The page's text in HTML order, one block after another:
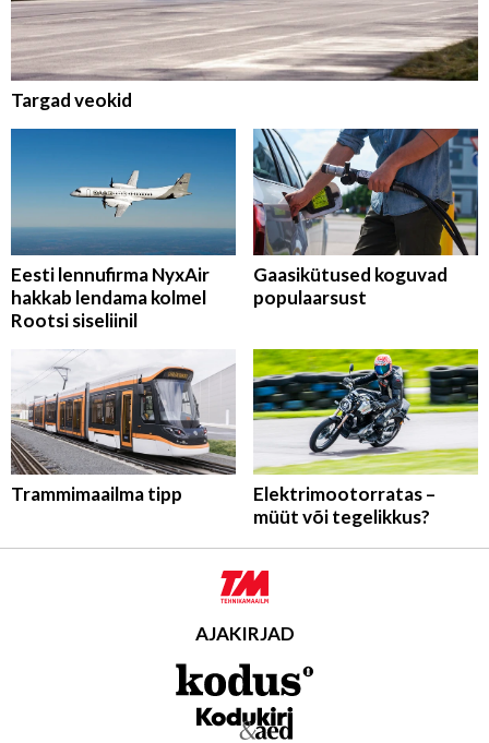
Targad veokid
Eesti lennufirma NyxAir
hakkab lendama kolmel
Rootsi siseliinil
Gaasikütused koguvad
populaarsust
Trammimaailma tipp
Elektrimootorratas –
müüt või tegelikkus?
AJAKIRJAD